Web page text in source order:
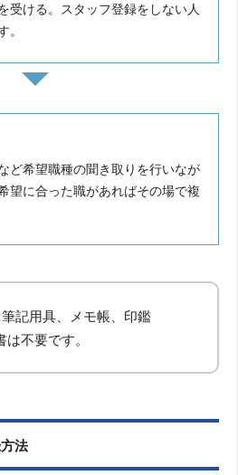
受ける。スタッフ登録をしない人
。
ど希望職種の聞き取りを行いなが
望に合った職があればその場で複
記用具、メモ帳、印鑑
不要です。
法